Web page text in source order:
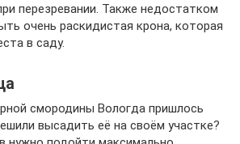
перезревании. Также недостатком
очень раскидистая крона, которая
в саду.
смородины Вологда пришлось
высадить её на своём участке?